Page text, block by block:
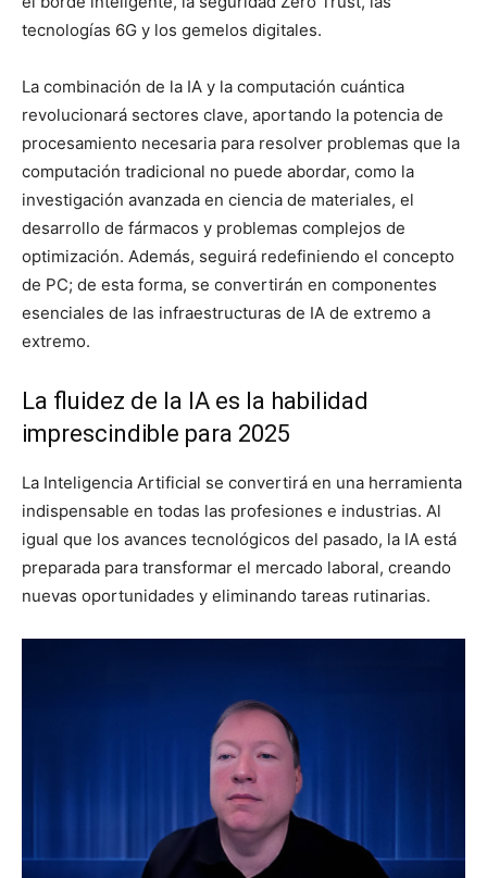
tecnologías 6G y los gemelos digitales.
La combinación de la IA y la computación cuántica
revolucionará sectores clave, aportando la potencia de
procesamiento necesaria para resolver problemas que la
computación tradicional no puede abordar, como la
investigación avanzada en ciencia de materiales, el
desarrollo de fármacos y problemas complejos de
optimización. Además, seguirá redefiniendo el concepto
de PC; de esta forma, se convertirán en componentes
esenciales de las infraestructuras de IA de extremo a
extremo.
La fluidez de la IA es la habilidad
imprescindible para 2025
La Inteligencia Artificial se convertirá en una herramienta
indispensable en todas las profesiones e industrias. Al
igual que los avances tecnológicos del pasado, la IA está
preparada para transformar el mercado laboral, creando
nuevas oportunidades y eliminando tareas rutinarias.